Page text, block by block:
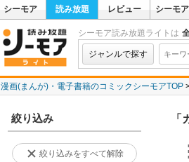
シーモア 読み放題 レビュー シーモ
シーモア読み放題ライトは
ジャンルで探す
漫画(まんが)・電子書籍のコミックシーモアTOP
絞り込み
絞り込みをすべて解除
「